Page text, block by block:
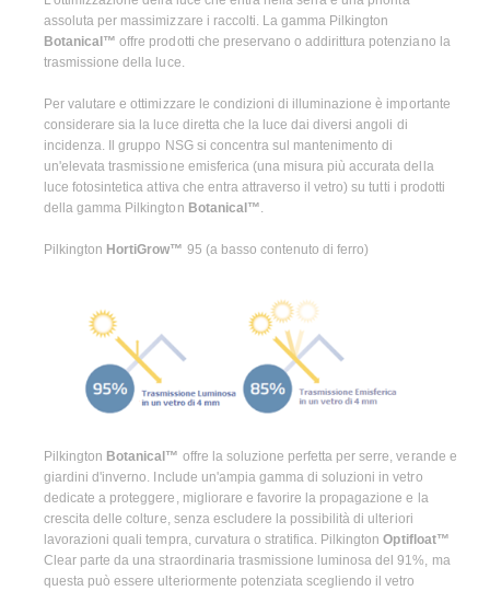
assoluta per massimizzare i raccolti. La gamma Pilkington
Botanical™ offre prodotti che preservano o addirittura potenziano la
trasmissione della luce.
Per valutare e ottimizzare le condizioni di illuminazione è importante
considerare sia la luce diretta che la luce dai diversi angoli di
incidenza. Il gruppo NSG si concentra sul mantenimento di
un'elevata trasmissione emisferica (una misura più accurata della
luce fotosintetica attiva che entra attraverso il vetro) su tutti i prodotti
della gamma Pilkington Botanical™.
Pilkington HortiGrow™ 95 (a basso contenuto di ferro)
Pilkington Botanical™ offre la soluzione perfetta per serre, verande e
giardini d'inverno. Include un'ampia gamma di soluzioni in vetro
dedicate a proteggere, migliorare e favorire la propagazione e la
crescita delle colture, senza escludere la possibilità di ulteriori
lavorazioni quali tempra, curvatura o stratifica. PilkingtonOptifloat™
Clear parte da una straordinaria trasmissione luminosa del 91%, ma
questa può essere ulteriormente potenziata scegliendo il vetro